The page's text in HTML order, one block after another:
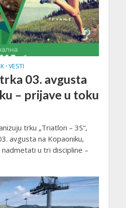
• VESTI
03. avgusta
– prijave u toku
trku „Triatlon – 3S“,
avgusta na Kopaoniku,
nadmetati u tri discipline –